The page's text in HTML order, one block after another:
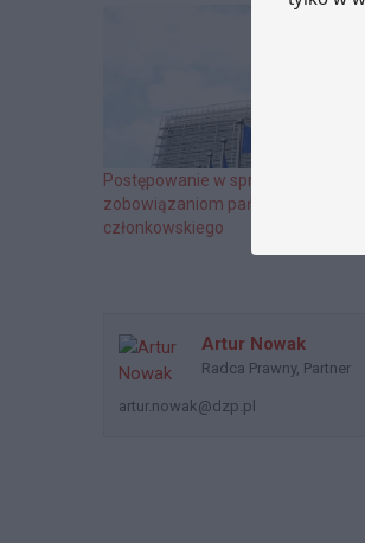
Postępowanie w sprawie uchybienia
zobowiązaniom państwa
członkowskiego
Artur Nowak
Radca Prawny, Partner
artur.nowak@dzp.pl